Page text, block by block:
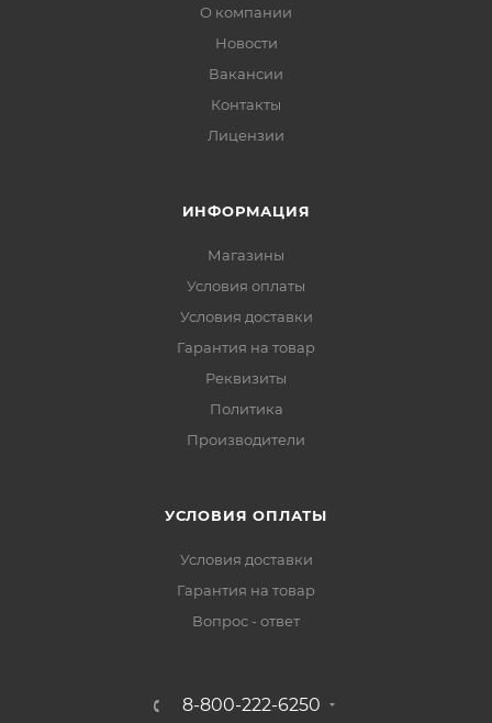
О компании
Новости
Вакансии
Контакты
Лицензии
ИНФОРМАЦИЯ
Магазины
Условия оплаты
Условия доставки
Гарантия на товар
Реквизиты
Политика
Производители
УСЛОВИЯ ОПЛАТЫ
Условия доставки
Гарантия на товар
Вопрос - ответ
8-800-222-6250